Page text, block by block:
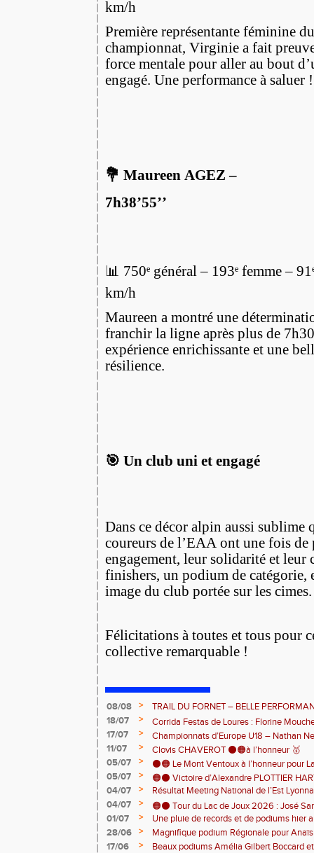
km/h
Première représentante féminine
championnat, Virginie a fait
force mentale pour aller au bout
engagé. Une performance à saluer !
💐 Maureen AGEZ –
7h38’55’’
📊 750ᵉ général – 193ᵉ femme –
km/h
Maureen a montré une
franchir la ligne après plus de
expérience enrichissante et une
résilience.
🎯 Un club uni et engagé
Dans ce décor alpin aussi sublime
coureurs de l’EAA ont une fois de
engagement, leur solidarité et leur
finishers, un podium de catégorie,
image du club portée sur les cimes.
Félicitations à toutes et tous pour
collective remarquable !
08/08 >
TRAIL DU FORNET – BELLE
CHARPENTIER ⚫️🟠 💪
18/07 >
Corrida Festas de Loures : Florine
! 🇵🇹
17/07 >
Championnats d’Europe U18 – Nathan
🇨🇭🏃
11/07 >
Clovis CHAVEROT ⚫️🟠à l’honneur 🥇
05/07
>
⚫️🟠 Le Mont Ventoux à l’honneur pour
05/07
>
🟠⚫️ Victoire d’Alexandre PLOTTIER
– La Garinette ! 🏆👏
04/07 >
Résultat Meeting National de l’Est
04/07
>
🟠⚫️ Tour du Lac de Joux 2026 : José
catégorie ! 🏃‍♂️🏆
01/07 >
Une pluie de records et de podiums hier
clôturer en beauté cette belle saison
28/06 >
Magnifique podium Régionale pour
17/06
>
Beaux podiums Amélia Gilbert Boccard